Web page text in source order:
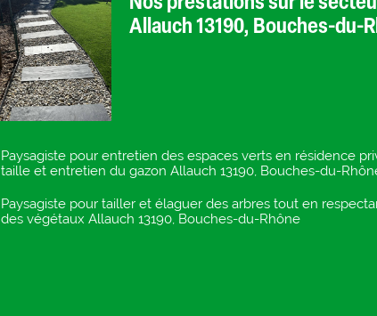
Allauch 13190, Bouches-du-
Paysagiste pour entretien des espaces verts en résidence
taille et entretien du gazon Allauch 13190, Bouches-du-
Paysagiste pour tailler et élaguer des arbres tout en
des végétaux Allauch 13190, Bouches-du-Rhône